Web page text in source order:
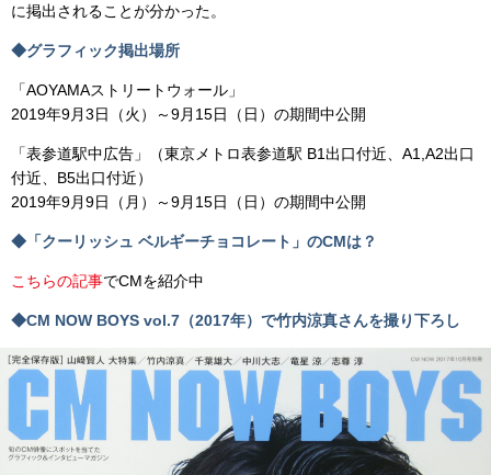
に掲出されることが分かった。
◆グラフィック掲出場所
「AOYAMAストリートウォール」
2019年9月3日（火）～9月15日（日）の期間中公開
「表参道駅中広告」（東京メトロ表参道駅 B1出口付近、A1,A2出口
付近、B5出口付近）
2019年9月9日（月）～9月15日（日）の期間中公開
◆「クーリッシュ ベルギーチョコレート」のCMは？
こちらの記事でCMを紹介中
◆CM NOW BOYS vol.7（2017年）で竹内涼真さんを撮り下ろし